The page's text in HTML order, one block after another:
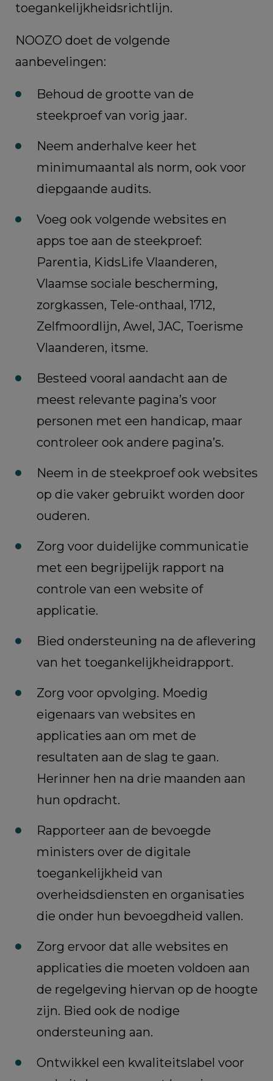
toegankelijkheidsrichtlijn.
NOOZO doet de volgende
aanbevelingen:
Behoud de grootte van de
steekproef van vorig jaar.
Neem anderhalve keer het
minimumaantal als norm, ook voor
diepgaande audits.
Voeg ook volgende websites en
apps toe aan de steekproef:
Parentia, KidsLife Vlaanderen,
Vlaamse sociale bescherming,
zorgkassen, Tele-onthaal, 1712,
Zelfmoordlijn, Awel, JAC, Toerisme
Vlaanderen, itsme.
Besteed vooral aandacht aan de
meest relevante pagina’s voor
personen met een handicap, maar
controleer ook andere pagina’s.
Neem in de steekproef ook websites
op die vaker gebruikt worden door
ouderen.
Zorg voor duidelijke communicatie
met een begrijpelijk rapport na
controle van een website of
applicatie.
Bied ondersteuning na de aflevering
van het toegankelijkheidrapport.
Zorg voor opvolging. Moedig
eigenaars van websites en
applicaties aan om met de
resultaten aan de slag te gaan.
Herinner hen na drie maanden aan
hun opdracht.
Rapporteer aan de bevoegde
ministers over de digitale
toegankelijkheid van
overheidsdiensten en organisaties
die onder hun bevoegdheid vallen.
Zorg ervoor dat alle websites en
applicaties die moeten voldoen aan
de regelgeving hiervan op de hoogte
zijn. Bied ook de nodige
ondersteuning aan.
Ontwikkel een kwaliteitslabel voor